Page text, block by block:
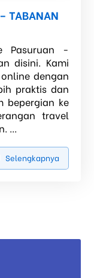
TABANAN
Pasuruan -
disini. Kami
dengan
praktis dan
bepergian ke
travel
...
Selengkapnya